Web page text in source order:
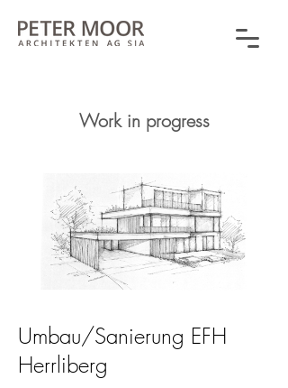
Work in progress
Umbau/Sanierung EFH
Herrliberg